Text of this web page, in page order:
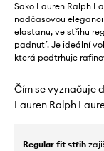
Sako Lauren Ralph
nadčasovou
elastanu, ve střihu
padnutí. Je ideální
která podtrhuje
Čím se vyznačuje
Lauren Ralph
Regular fit střih